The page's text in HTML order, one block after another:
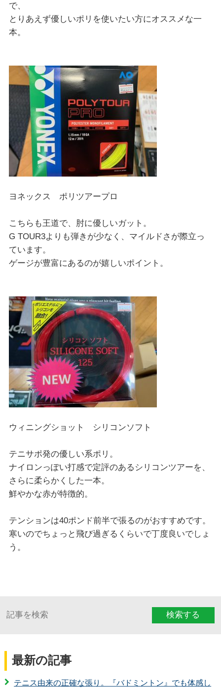
で、
とりあえず優しいポリを使いたい方にオススメな一
本。
ヨネックス ポリツアープロ
こちらも王道で、肘に優しいガット。
G TOUR3よりも弾きが少なく、マイルドさが際立っ
ています。
ゲージが豊富にあるのが嬉しいポイント。
ウィニングショット シリコンソフト
テニサポ発の優しい系ポリ。
ナイロンっぽい打感で定評のあるシリコンツアーを、
さらに柔らかくした一本。
鮮やかな赤が特徴的。
テンションは40ポンド前半で張るのがおすすめです。
寒いのでちょっと飛び過ぎるくらいで丁度良いでしょ
う。
検索する
最新の記事
テニス由来の正確な張り。『バドミントン』でも体感し